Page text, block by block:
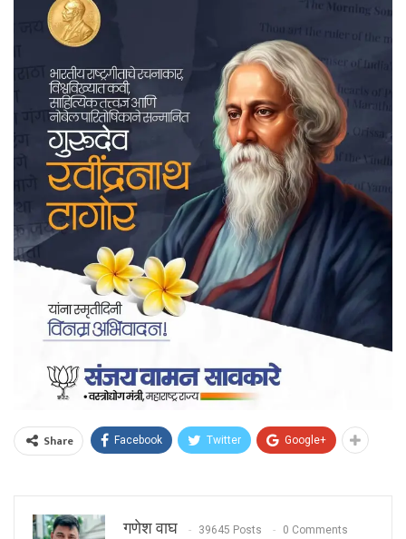
Share Facebook Twitter Google+
गणेश वाघ 39645 Posts 0 Comments